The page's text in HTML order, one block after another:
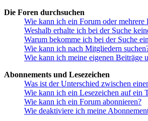
Die Foren durchsuchen
Wie kann ich ein Forum oder mehrere
Weshalb erhalte ich bei der Suche
Warum bekomme ich bei der Suche
Wie kann ich nach Mitgliedern
Wie kann ich meine eigenen Beiträge
Abonnements und Lesezeichen
Was ist der Unterschied zwischen
Wie kann ich ein Lesezeichen auf ein
Wie kann ich ein Forum abonnieren?
Wie deaktiviere ich meine